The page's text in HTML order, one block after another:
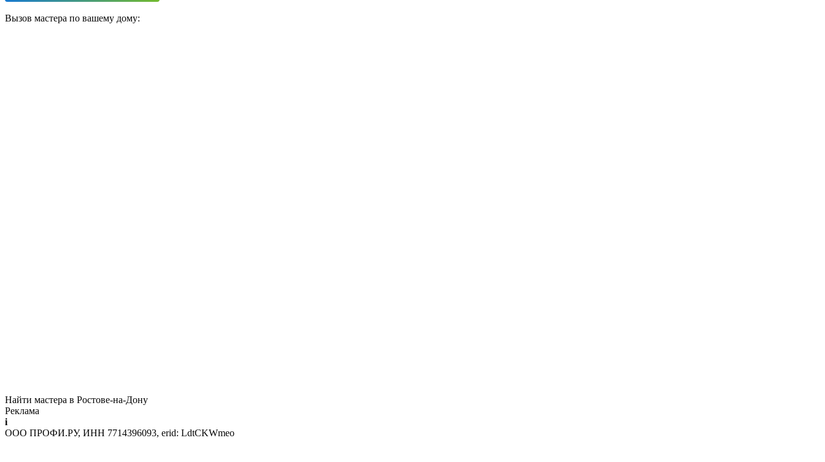
Вызов мастера по вашему дому:
Найти мастера в Ростове-на-Дону
Реклама
i
ООО ПРОФИ.РУ, ИНН 7714396093, erid: LdtCKWmeo